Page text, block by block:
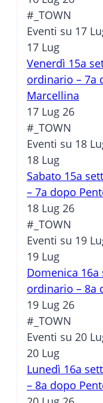
#_TOWN
Eventi su 17
17 Lug
Venerdì 15a
ordinario – 7a
Marcellina
17 Lug 26
#_TOWN
Eventi su 18
18 Lug
Sabato 15a
– 7a dopo
18 Lug 26
#_TOWN
Eventi su 19
19 Lug
Domenica
ordinario – 8a
19 Lug 26
#_TOWN
Eventi su 20
20 Lug
Lunedì 16a
– 8a dopo